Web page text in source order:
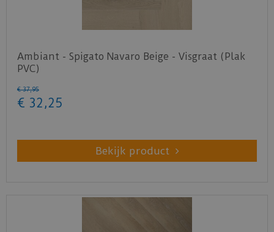
Ambiant - Spigato Navaro Beige - Visgraat (Plak
PVC)
€ 37,95
€ 32 ,25
Bekijk product